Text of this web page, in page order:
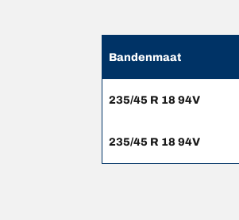
Bandenmaat
235/45 R 18 94V
235/45 R 18 94V